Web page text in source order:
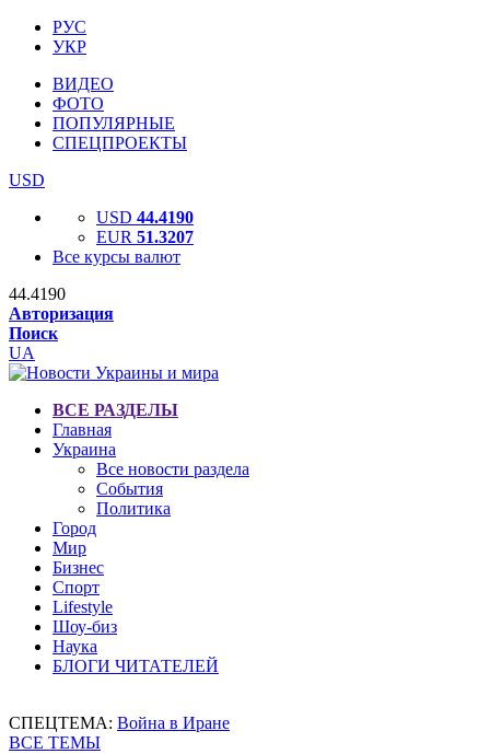
РУС
УКР
ВИДЕО
ФОТО
ПОПУЛЯРНЫЕ
СПЕЦПРОЕКТЫ
USD
USD 44.4190
EUR 51.3207
Все курсы валют
44.4190
Авторизация
Поиск
UA
ВСЕ РАЗДЕЛЫ
Главная
Украина
Все новости раздела
События
Политика
Город
Мир
Бизнес
Спорт
Lifestyle
Шоу-биз
Наука
БЛОГИ ЧИТАТЕЛЕЙ
СПЕЦТЕМА: Война в Иране
ВСЕ ТЕМЫ